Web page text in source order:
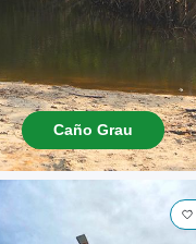
Caño Grau